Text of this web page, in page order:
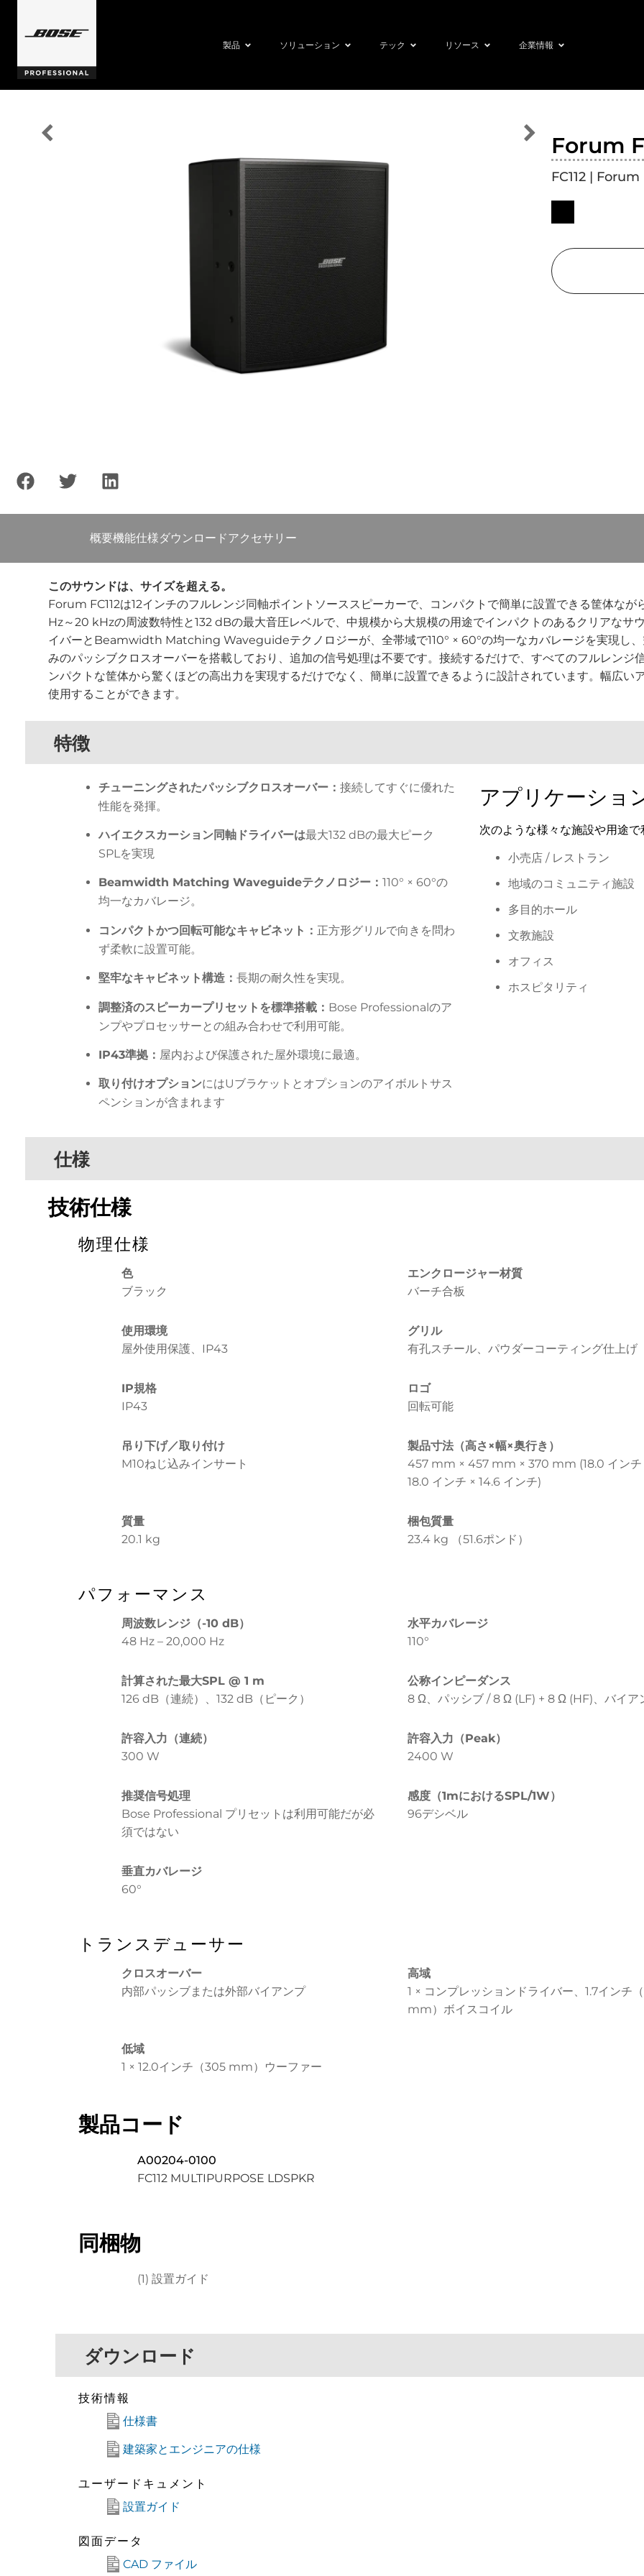
製品 ソリューション テック リソース 企業情報
Forum
FC112 | Forum
概要機能仕様ダウンロードアクセサリー
このサウンドは、サイズを超える。
Forum FC112は12インチのフルレンジ同軸ポイントソーススピーカーで、コンパクトで簡単に設置できる筐体な
Hz～20 kHzの周波数特性と132 dBの最大音圧レベルで、中規模から大規模の用途でインパクトのあるクリアなサ
イバーとBeamwidth Matching Waveguideテクノロジーが、全帯域で110° × 60°の均一なカバレージを実現し、
みのパッシブクロスオーバーを搭載しており、追加の信号処理は不要です。接続するだけで、すべてのフルレンジ
ンパクトな筐体から驚くほどの高出力を実現するだけでなく、簡単に設置できるように設計されています。幅広い
使用することができます。
特徴
チューニングされたパッシブクロスオーバー： 接続してすぐに優れた
性能を発揮。
ハイエクスカーション同軸ドライバーは最大132 dBの最大ピーク
SPLを実現
Beamwidth Matching Waveguideテクノロジー： 110° × 60°の
均一なカバレージ。
コンパクトかつ回転可能なキャビネット： 正方形グリルで向きを問わ
ず柔軟に設置可能。
堅牢なキャビネット構造： 長期の耐久性を実現。
調整済のスピーカープリセットを標準搭載： Bose Professionalのア
ンプやプロセッサーとの組み合わせで利用可能。
IP43準拠： 屋内および保護された屋外環境に最適。
取り付けオプションにはUブラケットとオプションのアイボルトサス
ペンションが含まれます
アプリケーショ
次のような様々な施設や用途
小売店 / レストラン
地域のコミュニティ施設
多目的ホール
文教施設
オフィス
ホスピタリティ
仕様
技術仕様
物理仕様
色
ブラック
エンクロージャー材質
バーチ合板
使用環境
屋外使用保護、IP43
グリル
有孔スチール、パウダーコーティング仕上げ
IP規格
IP43
ロゴ
回転可能
吊り下げ／取り付け
M10ねじ込みインサート
製品寸法（高さ×幅×奥行き）
457 mm × 457 mm × 370 mm (18.0 インチ
18.0 インチ × 14.6 インチ)
質量
20.1 kg
梱包質量
23.4 kg （51.6ポンド）
パフォーマンス
周波数レンジ（-10 dB）
48 Hz – 20,000 Hz
水平カバレージ
110°
計算された最大SPL @ 1 m
126 dB（連続）、132 dB（ピーク）
公称インピーダンス
8 Ω、パッシブ / 8 Ω (LF) + 8 Ω (HF)、バイア
許容入力（連続）
300 W
許容入力（Peak）
2400 W
推奨信号処理
Bose Professional プリセットは利用可能だが必
須ではない
感度（1mにおけるSPL/1W）
96デシベル
垂直カバレージ
60°
トランスデューサー
クロスオーバー
内部パッシブまたは外部バイアンプ
高域
1 × コンプレッションドライバー、1.7インチ
mm）ボイスコイル
低域
1 × 12.0インチ（305 mm）ウーファー
製品コード
A00204-0100
FC112 MULTIPURPOSE LDSPKR
同梱物
(1) 設置ガイド
ダウンロード
技術情報
仕様書
建築家とエンジニアの仕様
ユーザードキュメント
設置ガイド
図面データ
CAD ファイル